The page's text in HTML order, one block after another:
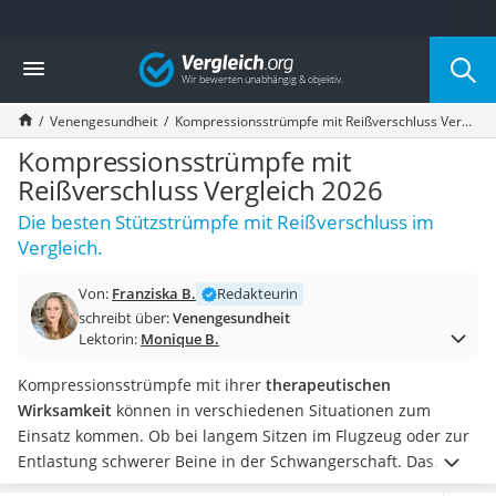
Die beliebtesten Vergleiche nach Kategorie
Drogerie
Inhalator
Haarschneider
Rollator
Braun Rasierer
Katzenklappe (Chip)
Rasierer
Masturbator
Epilierer
Reisehaartrockner
Magnesiumpräparat
Katzenklappe
Nackenmassagegerät
Zeckenschutz Katze
leichter Haartrockner
Vergleich
Venengesundheit Kompressionsstrümpfe mit Reißverschluss Vergleich 2026
Kompressionsstrümpfe mit
Reißverschluss Vergleich 2026
Die besten Stützstrümpfe mit Reißverschluss im
Vergleich.
Von: Franziska B.
Redakteurin
schreibt über:Venengesundheit
Lektorin: Monique B.
Kompressionsstrümpfe mit ihrer therapeutischen
Wirksamkeit können in verschiedenen Situationen zum
Einsatz kommen. Ob bei langem Sitzen im Flugzeug oder zur
Entlastung schwerer Beine in der Schwangerschaft. Das
Anziehen von Stützstrümpfen gleicht oftmals aber einer